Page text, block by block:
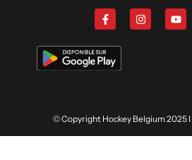
© Copyright Hockey Belgium 2025 I